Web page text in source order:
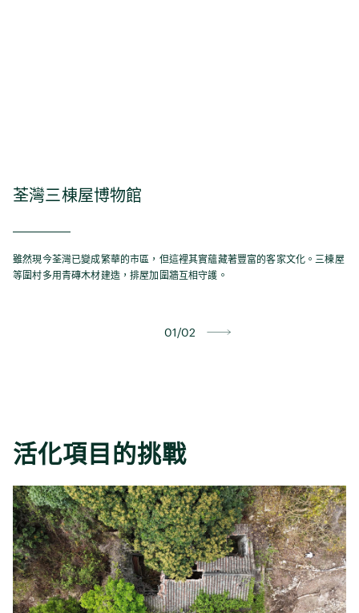
荃灣三棟屋博物館
雖然現今荃灣已變成繁華的市區，但這裡其實蘊藏著豐富的客家文化。三棟屋
等圍村多用青磚木材建造，排屋加圍牆互相守護。
01/02
活化項目的挑戰